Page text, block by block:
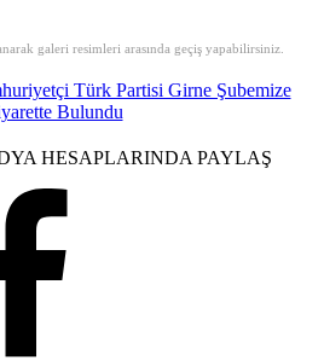
galeri resimleri arasında geçiş yapabilirsiniz.
Türk Partisi Girne Şubemize
Bulundu
HESAPLARINDA PAYLAŞ